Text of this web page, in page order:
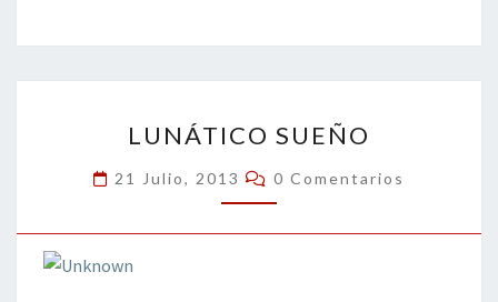
o
o
er dI
n
l
p
ar
tir
SUEÑO
LUNÁTICO SUEÑO
21 Julio, 2013 Comentarios
0 Comentarios